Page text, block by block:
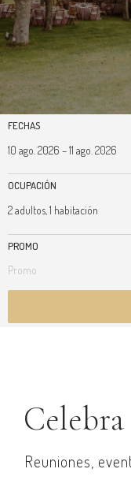
FECHAS
OCUPACIÓN
PROMO
Reuniones,